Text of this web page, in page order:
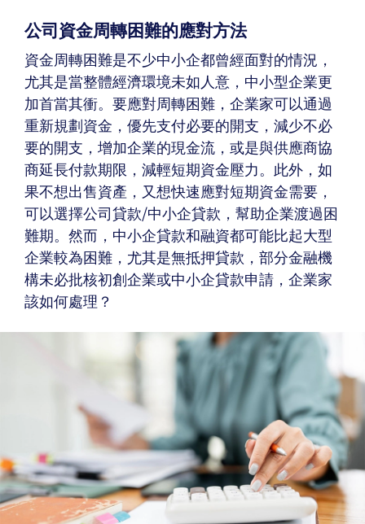
公司資金周轉困難的應對方法
資金周轉困難是不少中小企都曾經面對的情況，
尤其是當整體經濟環境未如人意，中小型企業更
加首當其衝。要應對周轉困難，企業家可以通過
重新規劃資金，優先支付必要的開支，減少不必
要的開支，增加企業的現金流，或是與供應商協
商延長付款期限，減輕短期資金壓力。此外，如
果不想出售資產，又想快速應對短期資金需要，
可以選擇公司貸款/中小企貸款，幫助企業渡過困
難期。然而，中小企貸款和融資都可能比起大型
企業較為困難，尤其是無抵押貸款，部分金融機
構未必批核初創企業或中小企貸款申請，企業家
該如何處理？